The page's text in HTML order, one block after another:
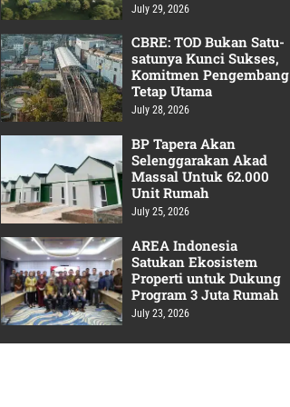
July 29, 2026
CBRE: TOD Bukan Satu-
satunya Kunci Sukses,
Komitmen Pengembang
Tetap Utama
July 28, 2026
BP Tapera Akan
Selenggarakan Akad
Massal Untuk 62.000
Unit Rumah
July 25, 2026
AREA Indonesia
Satukan Ekosistem
Properti untuk Dukung
Program 3 Juta Rumah
July 23, 2026